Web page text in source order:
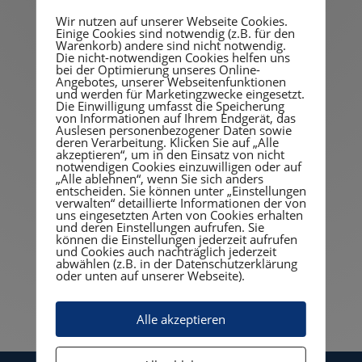
Unterstützung aus der
Ferne:Remote-
Service
Mit dem Remote Service lösen wir Probleme
auf Ihrem System ohne Vor-Ort zu sein, dies
spart Zeit und Kosten. Außerdem sind
schnelle Reaktionszeiten ohne Vorlaufzeit
möglich.
Wir nutzen auf unserer Webseite Cookies.
Einige Cookies sind notwendig (z.B. für den
Warenkorb) andere sind nicht notwendig.
Die nicht-notwendigen Cookies helfen uns
bei der Optimierung unseres Online-
Angebotes, unserer Webseitenfunktionen
und werden für Marketingzwecke eingesetzt.
Die Einwilligung umfasst die Speicherung
von Informationen auf Ihrem Endgerät, das
Auslesen personenbezogener Daten sowie
deren Verarbeitung. Klicken Sie auf „Alle
akzeptieren“, um in den Einsatz von nicht
notwendigen Cookies einzuwilligen oder auf
„Alle ablehnen“, wenn Sie sich anders
entscheiden. Sie können unter „Einstellungen
verwalten“ detaillierte Informationen der von
uns eingesetzten Arten von Cookies erhalten
und deren Einstellungen aufrufen. Sie
können die Einstellungen jederzeit aufrufen
und Cookies auch nachträglich jederzeit
abwählen (z.B. in der Datenschutzerklärung
oder unten auf unserer Webseite).
Alle akzeptieren